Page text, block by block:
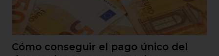
Cómo conseguir el pago único del